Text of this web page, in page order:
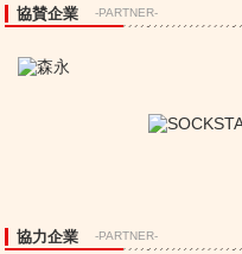
協賛企業 -PARTNER-
協力企業 -PARTNER-